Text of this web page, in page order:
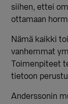
siihen, ettei
ottamaan
Nämä kaikki
vanhemmat
Toimenpiteet
tietoon
Anderssonin